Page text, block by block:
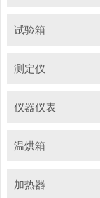
试验箱
测定仪
仪器仪表
温烘箱
加热器